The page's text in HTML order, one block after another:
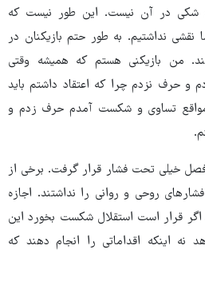
شکی در آن نیست. این طور نیست که
نداشتیم. به طور حتم بازیکنان در
من بازیکنی هستم که همیشه وقتی
و حرف نزدم چرا که اعتقاد داشتم باید
مواقع تساوی و شکست آمدم حرف زدم و
فصل خیلی تحت فشار قرار گرفت. برخی از
روحی و روانی را نداشتند. اجازه
قرار است استقلال شکست بخورد این
نه اینکه اقداماتی را انجام دهند که